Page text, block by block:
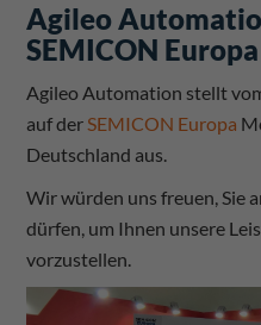
Agileo
SEMICON
Agileo Automation stellt
auf derSEMICON Europa
Deutschland aus.
Wir würden uns freuen, Sie
dürfen, um Ihnen unsere
vorzustellen.